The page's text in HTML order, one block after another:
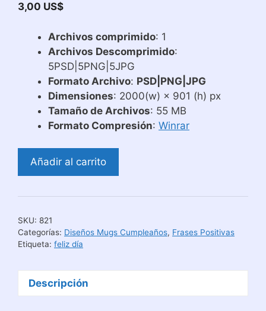
3,00 US$
Archivos comprimido: 1
Archivos Descomprimido:
5PSD|5PNG|5JPG
Formato Archivo: PSD|PNG|JPG
Dimensiones: 2000(w) × 901 (h) px
Tamaño de Archivos: 55 MB
Formato Compresión: Winrar
Plantillas
con
que
Motivan
Añadir al carrito
SKU: 821
Categorías: Diseños Mugs Cumpleaños, Frases Positivas
Etiqueta: feliz día
Descripción